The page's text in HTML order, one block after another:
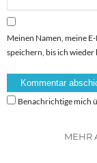
Meinen Namen, meine
speichern, bis ich wieder
Benachrichtige mich
MEHR